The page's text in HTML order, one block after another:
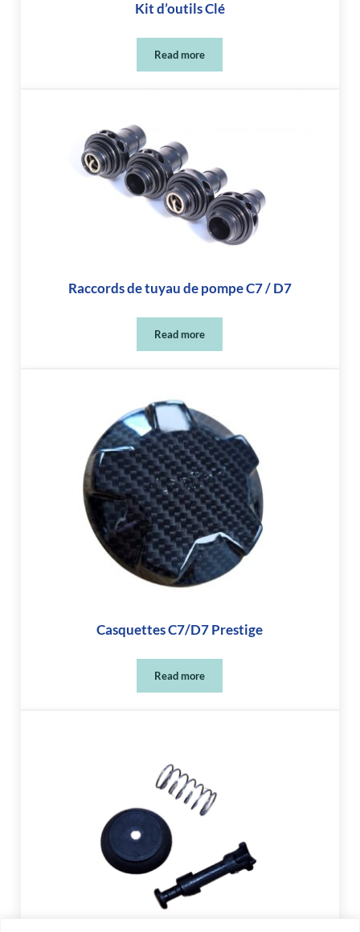
Kit d’outils Clé
Read moreKit d’outils Clé
Raccords de tuyau de pompe C7 / D7
Read moreRaccords de tuyau de pompe C7 / D7
Casquettes C7/D7 Prestige
Read moreCasquettes C7/D7 Prestige